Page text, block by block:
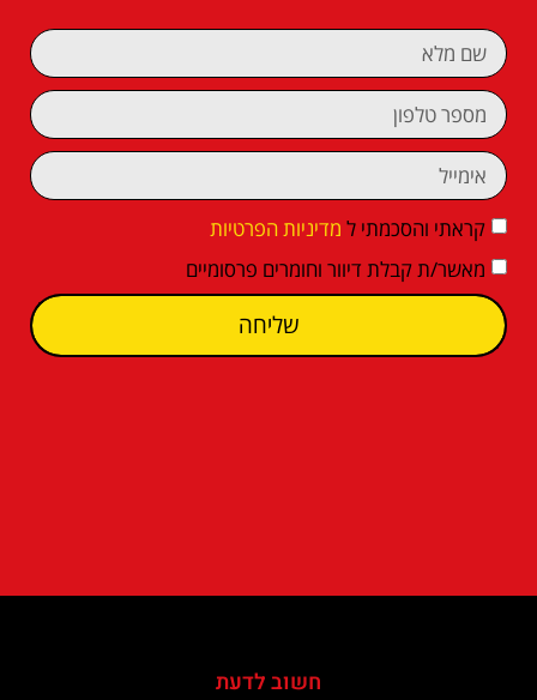
קראתי והסכמתי ל מדיניות הפרטיות
מאשר/ת קבלת דיוור וחומרים פרסומיים
שליחה
חשוב לדעת